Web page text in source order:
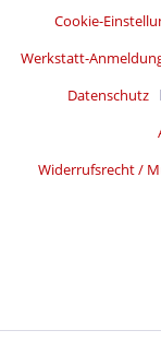
Cookie-
Werkstatt-
Datenschutz
Widerrufsrecht /